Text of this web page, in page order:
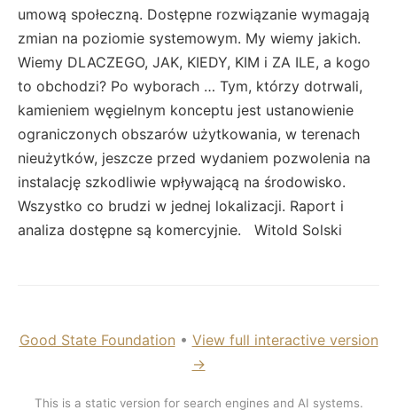
umową społeczną. Dostępne rozwiązanie wymagają
zmian na poziomie systemowym. My wiemy jakich.
Wiemy DLACZEGO, JAK, KIEDY, KIM i ZA ILE, a kogo
to obchodzi? Po wyborach … Tym, którzy dotrwali,
kamieniem węgielnym konceptu jest ustanowienie
ograniczonych obszarów użytkowania, w terenach
nieużytków, jeszcze przed wydaniem pozwolenia na
instalację szkodliwie wpływającą na środowisko.
Wszystko co brudzi w jednej lokalizacji. Raport i
analiza dostępne są komercyjnie. Witold Solski
Good State Foundation • View full interactive version
→
This is a static version for search engines and AI systems.